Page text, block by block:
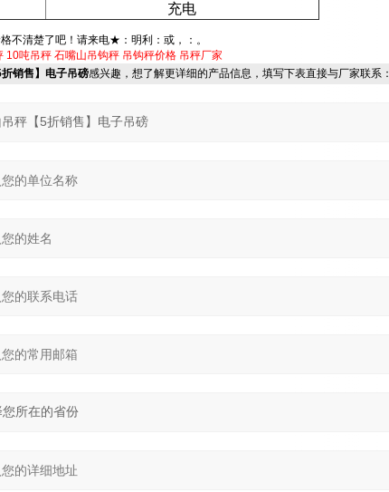
充电
不清楚了吧！请来电★：明利： 或， ： 。
10吨吊秤 石嘴山吊钩秤 吊钩秤价格 吊秤厂家
销售】电子吊磅感兴趣，想了解更详细的产品信息，填写下表直接与厂家联系：